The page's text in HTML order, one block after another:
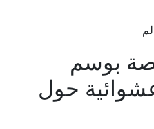
بوسم
حول